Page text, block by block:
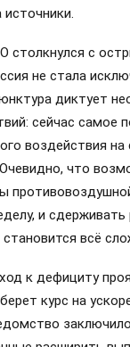
столкнулся с
не стала
диктует
сейчас самое
воздействия на
что
и сдерживать
всё
к дефициту
курс на